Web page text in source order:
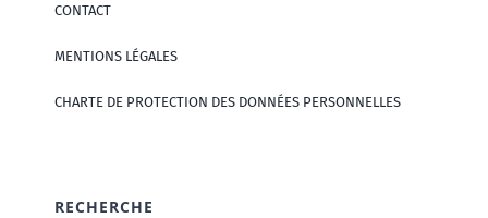
CONTACT
MENTIONS LÉGALES
CHARTE DE PROTECTION DES DONNÉES PERSONNELLES
RECHERCHE